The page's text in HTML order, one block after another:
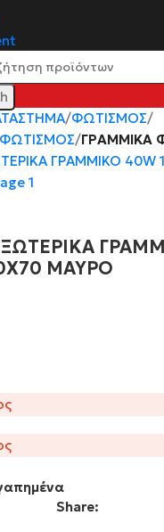
ΦΩΤΙΣΜΌΣ
ΦΩΤΙΣΜΌΣ ΓΡΑΜΜΙΚΆ
ΜΑΥΡΟ
Share: